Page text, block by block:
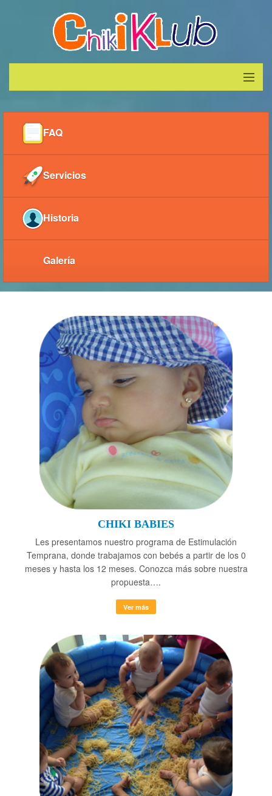
¿Quiénes Somos?
Servicios
Galeria
Contáctenos
FAQ
Servicios
Historia
Galería
CHIKI BABIES
Les presentamos nuestro programa de Estimulación
Temprana, donde trabajamos con bebés a partir de los 0
meses y hasta los 12 meses. Conozca más sobre nuestra
propuesta….
Ver más